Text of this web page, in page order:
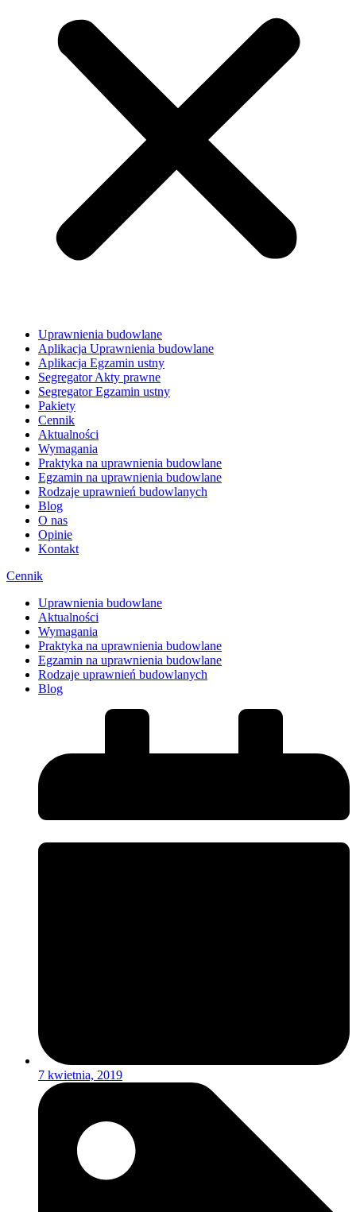
Uprawnienia budowlane
Aplikacja Uprawnienia budowlane
Aplikacja Egzamin ustny
Segregator Akty prawne
Segregator Egzamin ustny
Pakiety
Cennik
Aktualności
Wymagania
Praktyka na uprawnienia budowlane
Egzamin na uprawnienia budowlane
Rodzaje uprawnień budowlanych
Blog
O nas
Opinie
Kontakt
Cennik
Uprawnienia budowlane
Aktualności
Wymagania
Praktyka na uprawnienia budowlane
Egzamin na uprawnienia budowlane
Rodzaje uprawnień budowlanych
Blog
7 kwietnia, 2019